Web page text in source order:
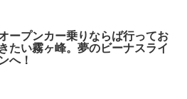
ープンカー乗りならば行ってお
きたい霧ヶ峰。夢のビーナスライ
ンへ！